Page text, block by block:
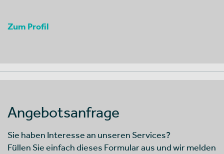
Zum Profil
Angebotsanfrage
Sie haben Interesse an unseren Services?
Füllen Sie einfach dieses Formular aus und wir melden